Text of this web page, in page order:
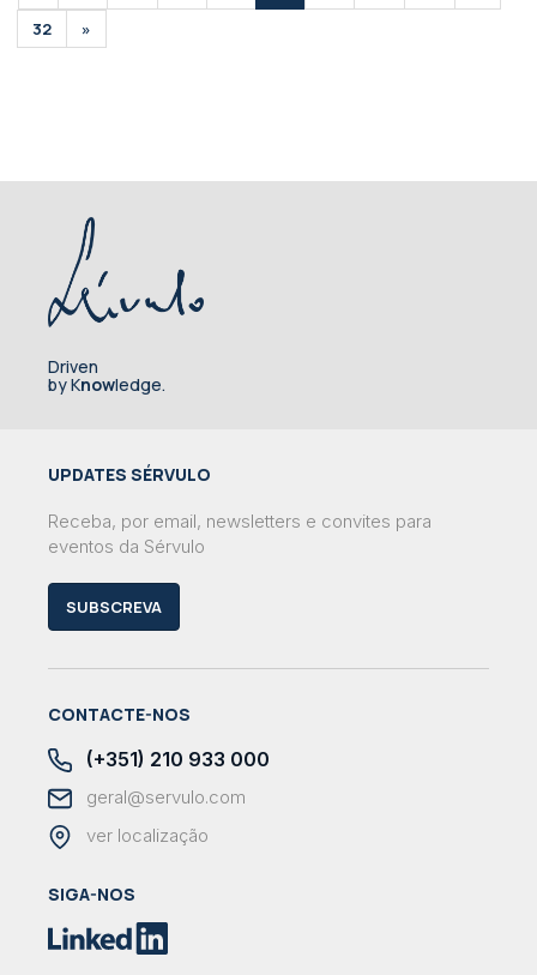
32
»
Driven
by Knowledge.
UPDATES SÉRVULO
Receba, por email, newsletters e convites para
eventos da Sérvulo
SUBSCREVA
CONTACTE-NOS
(+351) 210 933 000
geral@servulo.com
ver localização
SIGA-NOS